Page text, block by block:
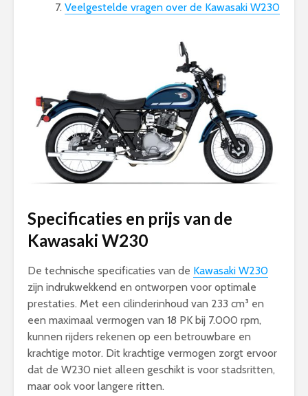
Veelgestelde vragen over de Kawasaki W230
Specificaties en prijs van de
Kawasaki W230
De technische specificaties van de Kawasaki W230
zijn indrukwekkend en ontworpen voor optimale
prestaties. Met een cilinderinhoud van 233 cm³ en
een maximaal vermogen van 18 PK bij 7.000 rpm,
kunnen rijders rekenen op een betrouwbare en
krachtige motor. Dit krachtige vermogen zorgt ervoor
dat de W230 niet alleen geschikt is voor stadsritten,
maar ook voor langere ritten.